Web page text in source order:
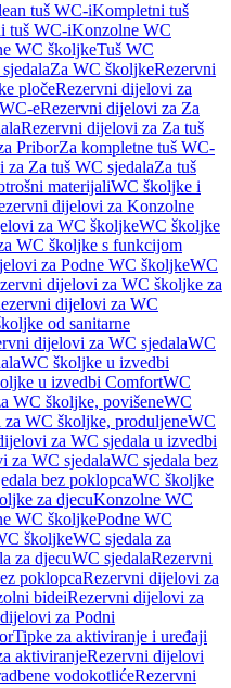
tuš WC-iKompletni tuš
tuš WC-iKonzolne WC
WC školjkeTuš WC
Za WC školjkeRezervni
pločeRezervni dijelovi za
eRezervni dijelovi za Za
Rezervni dijelovi za Za tuš
PriborZa kompletne tuš WC-
Za tuš WC sjedalaZa tuš
materijaliWC školjke i
dijelovi za Konzolne
za WC školjkeWC školjke
WC školjke s funkcijom
za Podne WC školjkeWC
dijelovi za WC školjke za
dijelovi za WC
od sanitarne
dijelovi za WC sjedalaWC
WC školjke u izvedbi
u izvedbi ComfortWC
WC školjke, povišeneWC
WC školjke, produljeneWC
za WC sjedala u izvedbi
za WC sjedalaWC sjedala bez
bez poklopcaWC školjke
za djecuKonzolne WC
WC školjkePodne WC
školjkeWC sjedala za
za djecuWC sjedalaRezervni
poklopcaRezervni dijelovi za
bideiRezervni dijelovi za
za Podni
Tipke za aktiviranje i uređaji
aktiviranjeRezervni dijelovi
vodokotlićeRezervni